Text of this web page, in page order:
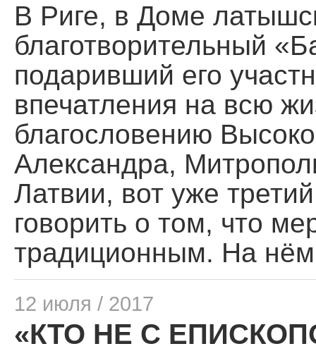
В Риге, в Доме
благотворительный
подаривший его
впечатления на всю
благословению
Александра,
Латвии, вот уже
говорить о том, что
традиционным. На
12 июля / 2017
«КТО НЕ С